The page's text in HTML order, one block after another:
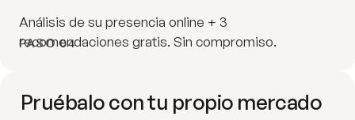
PASO 04
Análisis de su presencia online + 3
recomendaciones gratis. Sin compromiso.
Pruébalo con tu propio mercado